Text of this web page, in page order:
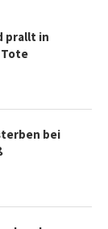
prallt in
Tote
bei